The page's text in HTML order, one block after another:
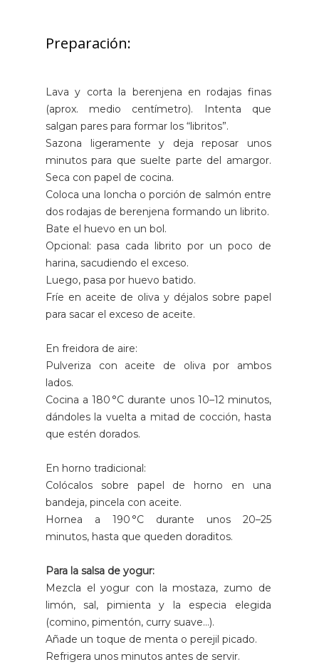
Preparación:
Lava y corta la berenjena en rodajas finas
(aprox. medio centímetro). Intenta que
salgan pares para formar los “libritos”.
Sazona ligeramente y deja reposar unos
minutos para que suelte parte del amargor.
Seca con papel de cocina.
Coloca una loncha o porción de salmón entre
dos rodajas de berenjena formando un librito.
Bate el huevo en un bol.
Opcional: pasa cada librito por un poco de
harina, sacudiendo el exceso.
Luego, pasa por huevo batido.
Fríe en aceite de oliva y déjalos sobre papel
para sacar el exceso de aceite.
En freidora de aire:
Pulveriza con aceite de oliva por ambos
lados.
Cocina a 180 °C durante unos 10–12 minutos,
dándoles la vuelta a mitad de cocción, hasta
que estén dorados.
En horno tradicional:
Colócalos sobre papel de horno en una
bandeja, pincela con aceite.
Hornea a 190 °C durante unos 20–25
minutos, hasta que queden doraditos.
Para la salsa de yogur:
Mezcla el yogur con la mostaza, zumo de
limón, sal, pimienta y la especia elegida
(comino, pimentón, curry suave…).
Añade un toque de menta o perejil picado.
Refrigera unos minutos antes de servir.